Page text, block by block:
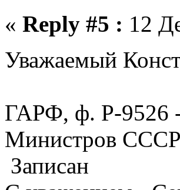
« Reply #5 : 12
Уважаемый
ГАРФ, ф. Р-9526 -
Министров СССР
Записан